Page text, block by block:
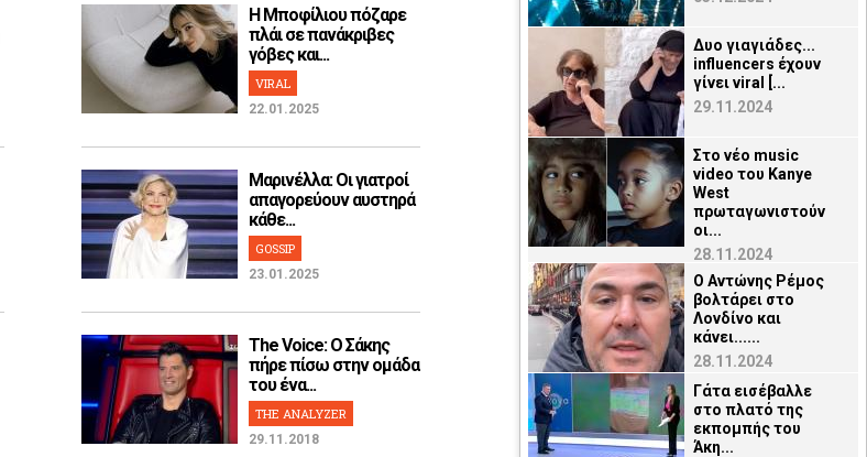
H Μποφίλιου πόζαρε
πλάι σε πανάκριβες
γόβες και...
VIRAL
22.01.2025
Μαρινέλλα: Οι γιατροί
απαγορεύουν αυστηρά
κάθε...
GOSSIP
23.01.2025
The Voice: Ο Σάκης
πήρε πίσω στην ομάδα
του ένα...
THE ANALYZER
29.11.2018
Δυο γιαγιάδες...
influencers έχουν
γίνει viral [...
29.11.2024
Στο νέο music
video του Kanye
West
πρωταγωνιστούν
οι...
28.11.2024
O Αντώνης Ρέμος
βολτάρει στο
Λονδίνο και
κάνει......
28.11.2024
Γάτα εισέβαλλε
στο πλατό της
εκπομπής του
Άκη...